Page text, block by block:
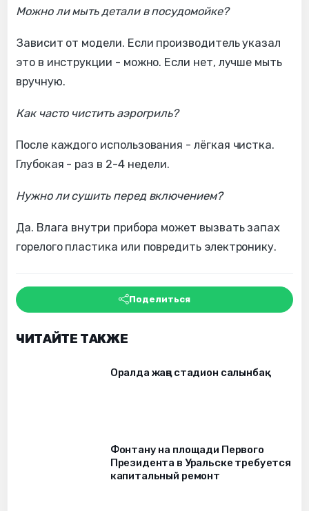
Можно ли мыть детали в посудомойке?
Зависит от модели. Если производитель указал
это в инструкции - можно. Если нет, лучше мыть
вручную.
Как часто чистить аэрогриль?
После каждого использования - лёгкая чистка.
Глубокая - раз в 2-4 недели.
Нужно ли сушить перед включением?
Да. Влага внутри прибора может вызвать запах
горелого пластика или повредить электронику.
Поделиться
ЧИТАЙТЕ ТАКЖЕ
Оралда жаңа стадион салынбақ
Фонтану на площади Первого
Президента в Уральске требуется
капитальный ремонт